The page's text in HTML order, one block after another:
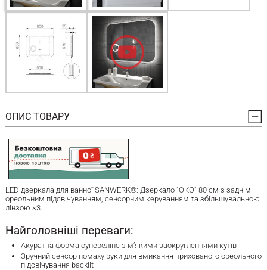
ОПИС ТОВАРУ
LED дзеркала для ванної SANWERK®: Дзеркало "ОКО" 80 см з заднім
ореольним підсвічуванням, сенсорним керуванням та збільшувальною
лінзою ×3.
Найголовніші переваги:
Акуратна форма супереліпс з м’якими заокругленнями кутів
Зручний сенсор помаху руки для вмикання прихованого ореольного
підсвічування backlit